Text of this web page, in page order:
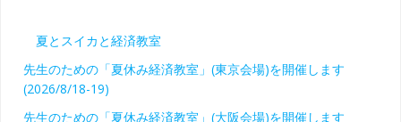
夏とスイカと経済教室
先生のための「夏休み経済教室」(東京会場)を開催します
(2026/8/18-19)
先生のための「夏休み経済教室」(大阪会場)を開催します